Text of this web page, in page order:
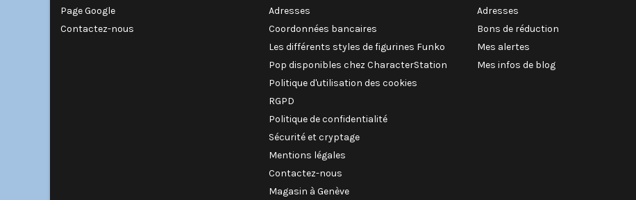
Page Google
Contactez-nous
Adresses
Coordonnées bancaires
Les différents styles de figurines Funko
Pop disponibles chez CharacterStation
Politique d'utilisation des cookies
RGPD
Politique de confidentialité
Sécurité et cryptage
Mentions légales
Contactez-nous
Magasin à Genève
Adresses
Bons de réduction
Mes alertes
Mes infos de blog